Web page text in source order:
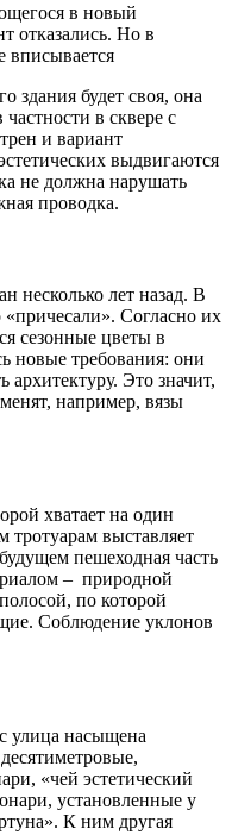
в новый
отказались. Но в
вписывается
здания будет своя, она
в сквере с
и вариант
выдвигаются
не должна нарушать
проводка.
несколько лет назад. В
«причесали». Согласно их
сезонные цветы в
новые требования: они
Это значит,
например, вязы
хватает на один
тротуарам выставляет
пешеходная часть
– природной
по которой
Соблюдение уклонов
улица насыщена
«чей эстетический
установленные у
К ним другая